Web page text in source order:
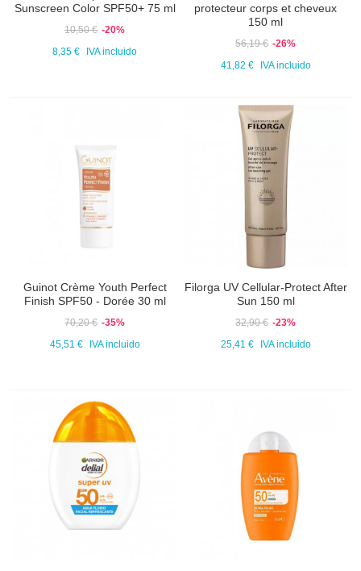
Sunscreen Color SPF50+ 75 ml
10,50 € -20%
8,35 €
IVA incluido
protecteur corps et cheveux
150 ml
56,19 € -26%
41,82 €
IVA incluido
Guinot Crème Youth Perfect
Finish SPF50 - Dorée 30 ml
70,20 € -35%
45,51 €
IVA incluido
Filorga UV Cellular-Protect After
Sun 150 ml
32,90 € -23%
25,41 €
IVA incluido